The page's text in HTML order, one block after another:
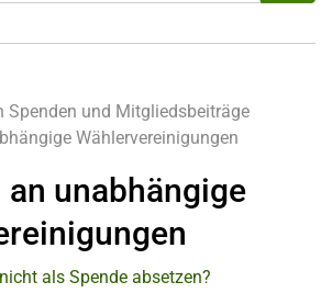
Spenden und Mitgliedsbeiträge
Wählervereinigungen
an unabhängige
als Spende absetzen?